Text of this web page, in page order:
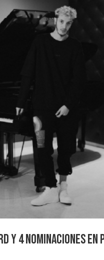
Y 4 NOMINACIONES